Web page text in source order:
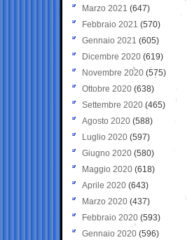
Marzo 2021 (647)
Febbraio 2021 (570)
Gennaio 2021 (605)
Dicembre 2020 (619)
Novembre 2020 (575)
Ottobre 2020 (638)
Settembre 2020(465)
Agosto 2020 (588)
Luglio 2020 (597)
Giugno 2020 (580)
Maggio 2020 (618)
Aprile 2020 (643)
Marzo 2020 (437)
Febbraio 2020 (593)
Gennaio 2020 (596)